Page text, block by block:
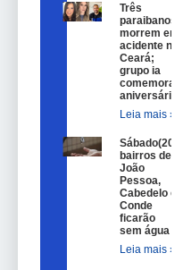
Três
paraibanos
morrem em
acidente no
Ceará;
grupo ia
comemorar
aniversário
Leia mais »
Sábado(20)
bairros de
João
Pessoa,
Cabedelo e
Conde
ficarão
sem água
Leia mais »